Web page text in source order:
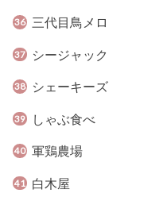
三代目鳥メロ
シージャック
シェーキーズ
しゃぶ食べ
軍鶏農場
白木屋